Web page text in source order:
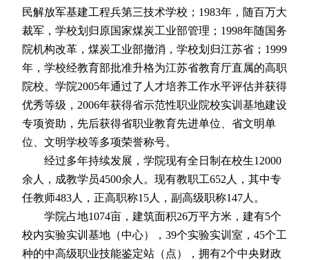
民解放军基建工程兵第三技术学校； 1983年，随百万大
裁军，学校划归原国家煤炭工业部管理； 1998年随国务
院机构改革，煤炭工业部撤消，学校划归江苏省； 1999
年，学校经教育部批准升格为江苏省教育厅直属的高职
院校。学院2005年通过了人才培养工作水平评估并获得
优秀等级， 2006年获得省示范性职业院校实训基地建设
专项资助，先后获得省职业教育先进单位、省文明单
位、文明学校等多项荣誉称号。
经过多年持续发展，学院现有全日制在校生12000
余人，成教学员4500余人。现有教职工652 人，其中专
任教师483人，正高职称15人，副高级职称147人。
学院占地1074亩，建筑面积26万平方米，建有5个
校内实验实训基地（中心）， 39个实验实训室， 45个工
种的中高级职业技能鉴定站（点），拥有2个中央财政